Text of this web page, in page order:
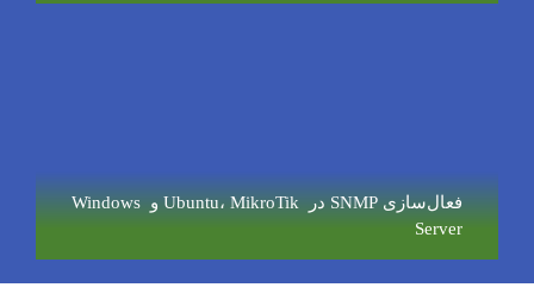
فعال‌سازی SNMP در Ubuntu، MikroTik و Windows
Server